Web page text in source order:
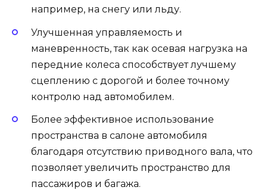
например, на снегу или льду.
Улучшенная управляемость и
маневренность, так как осевая нагрузка на
передние колеса способствует лучшему
сцеплению с дорогой и более точному
контролю над автомобилем.
Более эффективное использование
пространства в салоне автомобиля
благодаря отсутствию приводного вала, что
позволяет увеличить пространство для
пассажиров и багажа.